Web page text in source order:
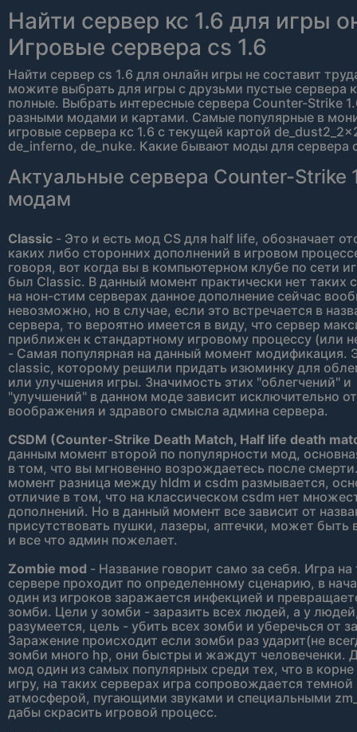
Найти сервер кс 1.6 для игры
Игровые сервера cs 1.6
Найти сервер cs 1.6 для онлайн игры не составит
можите выбрать для игры с друзьми пустые сервера
полные. Выбрать интересные сервера Counter-Strike
разными модами и картами. Самые популярные в
игровые сервера кс 1.6 с текущей картой
de_inferno, de_nuke. Какие бывают моды для сервера
Актуальные сервера Counter-Strike
модам
Classic - Это и есть мод CS для half life, обозначает
каких либо сторонних дополнений в игровом
говоря, вот когда вы в компьютерном клубе по сети
был Classic. В данный момент практически нет таких
на нон-стим серверах данное дополнение сейчас
невозможно, но в случае, если это встречается в
сервера, то вероятно имеется в виду, что сервер
приближен к стандартному игровому процессу (или
- Самая популярная на данный момент модификация.
classic, которому решили придать изюминку для
или улучшения игры. Значимость этих "облегчений" и
"улучшений" в данном моде зависит исключительно от
воображения и здравого смысла админа сервера.
CSDM (Counter-Strike Death Match, Half life death
данным момент второй по популярности мод,
в том, что вы мгновенно возрождаетесь после
момент разница между hldm и csdm размывается,
отличие в том, что на классическом csdm нет
дополнений. Но в данный момент все зависит от
присутствовать пушки, лазеры, аптечки, может быть
и все что админ пожелает.
Zombie mod - Название говорит само за себя. Игра
сервере проходит по определенному сценарию, в
один из игроков заражается инфекцией и
зомби. Цели у зомби - заразить всех людей, а у
разумеется, цель - убить всех зомби и уберечься от
Заражение происходит если зомби раз ударит(не
зомби много hp, они быстры и жаждут человеченки.
мод один из самых популярных среди тех, что в
игру, на таких серверах игра сопровождается темной
атмосферой, пугающими звуками и специальными
дабы скрасить игровой процесс.